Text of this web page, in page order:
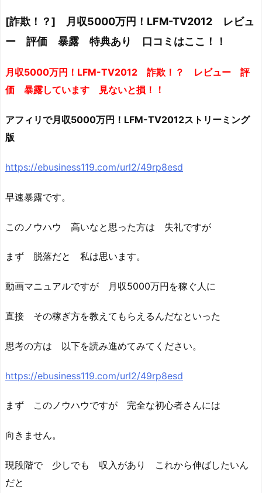
[詐欺！？] 月収5000万円！LFM-TV2012 レビュ
ー 評価 暴露 特典あり 口コミはここ！！
月収5000万円！LFM-TV2012 詐欺！？ レビュー 評
価 暴露しています 見ないと損！！
アフィリで月収5000万円！LFM-TV2012ストリーミング
版
https://ebusiness119.com/url2/49rp8esd
早速暴露です。
このノウハウ 高いなと思った方は 失礼ですが
まず 脱落だと 私は思います。
動画マニュアルですが 月収5000万円を稼ぐ人に
直接 その稼ぎ方を教えてもらえるんだなといった
思考の方は 以下を読み進めてみてください。
https://ebusiness119.com/url2/49rp8esd
まず このノウハウですが 完全な初心者さんには
向きません。
現段階で 少しでも 収入があり これから伸ばしたいん
だと